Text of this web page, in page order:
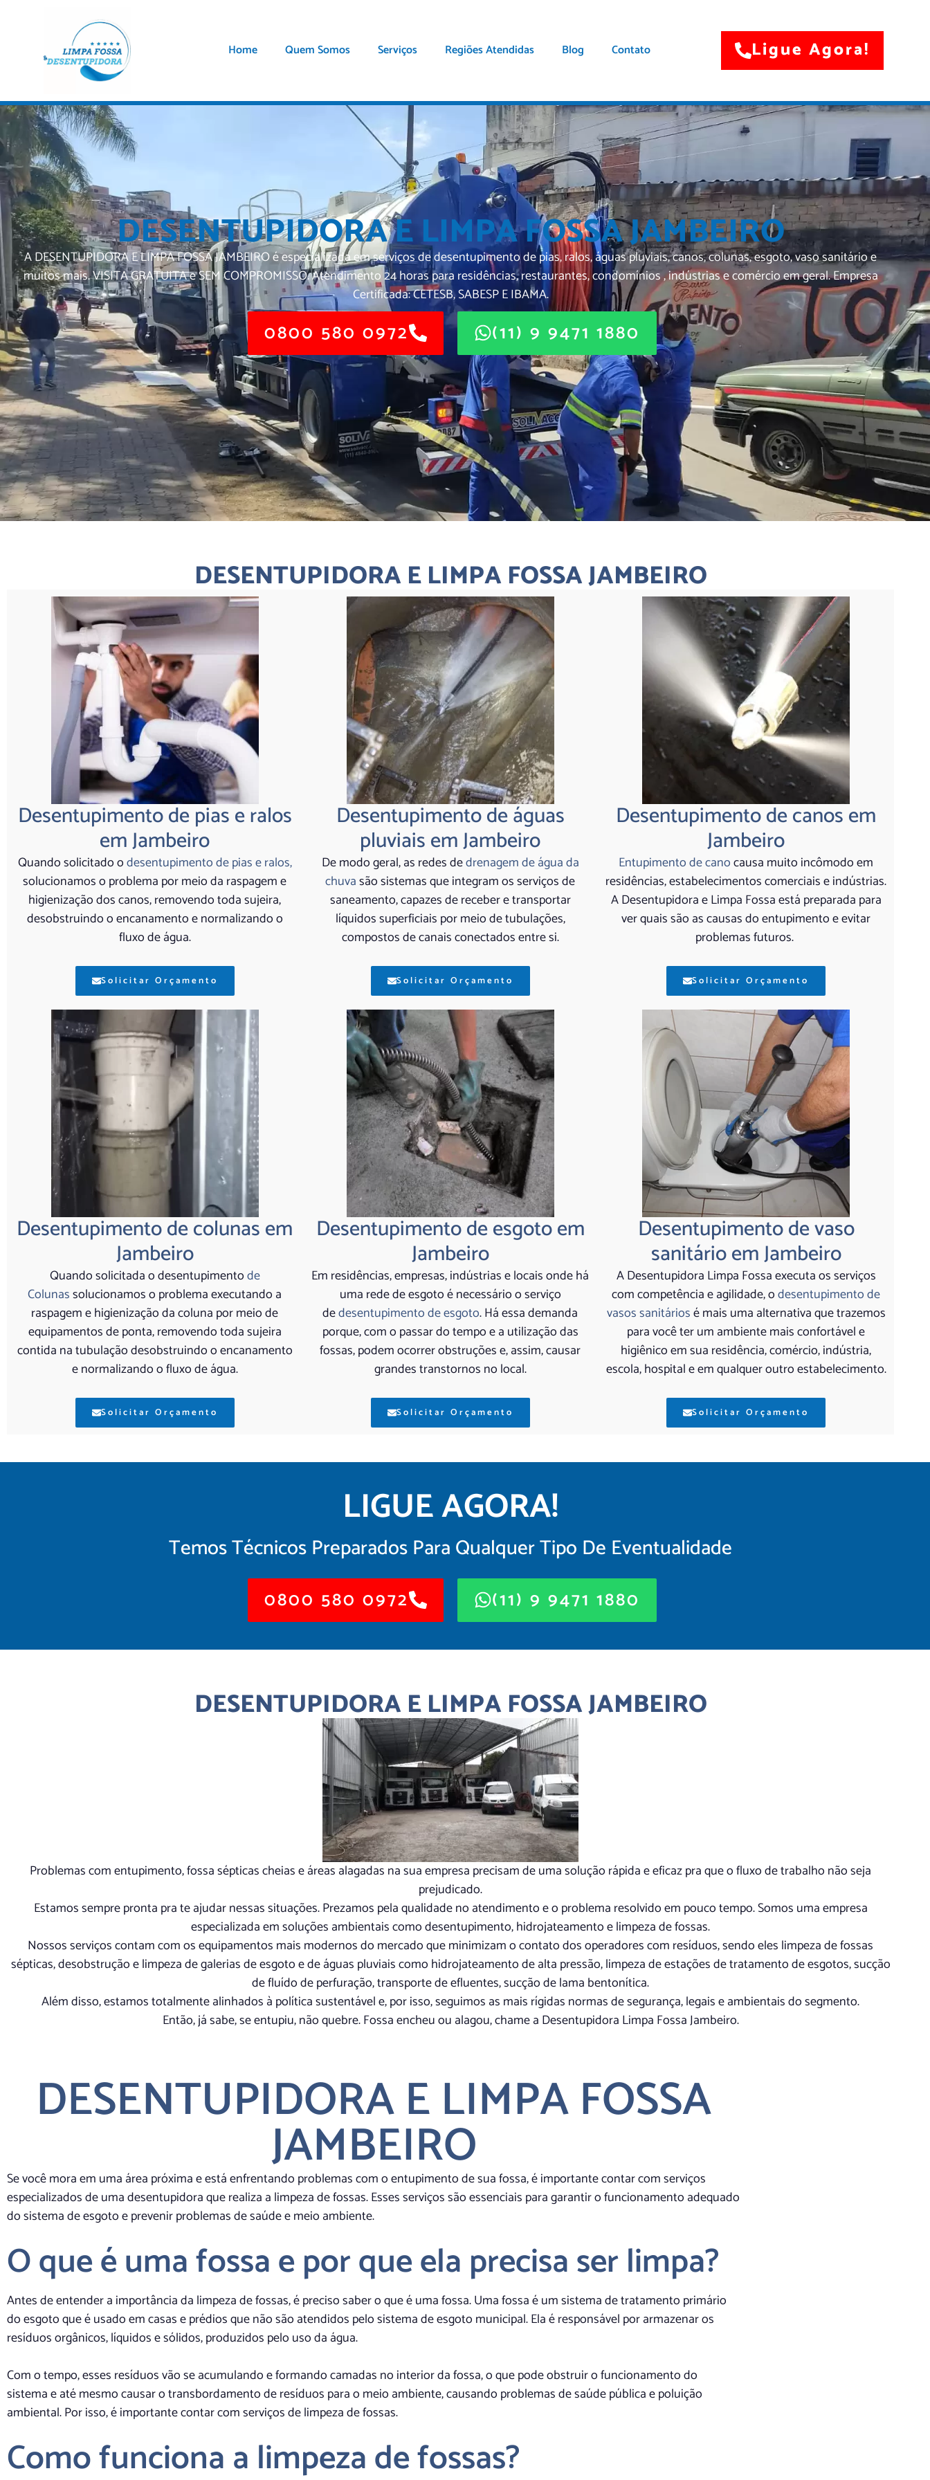
Home Quem Somos Serviços Regiões Atendidas Blog Contato Ligue Agora!
DESENTUPIDORA E LIMPA FOSSA JAMBEIRO
A DESENTUPIDORA E LIMPA FOSSA JAMBEIRO é especializada em serviços de desentupimento de pias, ralos, águas pluviais, canos, colunas, esgoto, vaso sanitário e
muitos mais. VISITA GRATUITA e SEM COMPROMISSO. Atendimento 24 horas para residências, restaurantes, condomínios , indústrias e comércio em geral. Empresa
Certificada: CETESB, SABESP E IBAMA.
0800 580 0972 (11) 9 9471 1880
DESENTUPIDORA E LIMPA FOSSA JAMBEIRO
Desentupimento de pias e ralos
em Jambeiro
Quando solicitado odesentupimento de pias e ralos,
solucionamos o problema por meio da raspagem e
higienização dos canos, removendo toda sujeira,
desobstruindo o encanamento e normalizando o
fluxo de água.
Solicitar Orçamento
Desentupimento de águas
pluviais em Jambeiro
De modo geral, as redes dedrenagem de água da
chuvasão sistemas que integram os serviços de
saneamento, capazes de receber e transportar
líquidos superficiais por meio de tubulações,
compostos de canais conectados entre si.
Solicitar Orçamento
Desentupimento de canos em
Jambeiro
Entupimento de canocausa muito incômodo em
residências, estabelecimentos comerciais e indústrias.
A Desentupidora e Limpa Fossa está preparada para
ver quais são as causas do entupimento e evitar
problemas futuros.
Solicitar Orçamento
Desentupimento de colunas em
Jambeiro
Quando solicitada o desentupimentode
Colunassolucionamos o problema executando a
raspagem e higienização da coluna por meio de
equipamentos de ponta, removendo toda sujeira
contida na tubulação desobstruindo o encanamento
e normalizando o fluxo de água.
Solicitar Orçamento
Desentupimento de esgoto em
Jambeiro
Em residências, empresas, indústrias e locais onde há
uma rede de esgoto é necessário o serviço
dedesentupimento de esgoto. Há essa demanda
porque, com o passar do tempo e a utilização das
fossas, podem ocorrer obstruções e, assim, causar
grandes transtornos no local.
Solicitar Orçamento
Desentupimento de vaso
sanitário em Jambeiro
A Desentupidora Limpa Fossa executa os serviços
com competência e agilidade, odesentupimento de
vasos sanitáriosé mais uma alternativa que trazemos
para você ter um ambiente mais confortável e
higiênico em sua residência, comércio, indústria,
escola, hospital e em qualquer outro estabelecimento.
Solicitar Orçamento
LIGUE AGORA!
Temos Técnicos Preparados Para Qualquer Tipo De Eventualidade
0800 580 0972 (11) 9 9471 1880
DESENTUPIDORA E LIMPA FOSSA JAMBEIRO
Problemas com entupimento, fossa sépticas cheias e áreas alagadas na sua empresa precisam de uma solução rápida e eficaz pra que o fluxo de trabalho não seja
prejudicado.
Estamos sempre pronta pra te ajudar nessas situações. Prezamos pela qualidade no atendimento e o problema resolvido em pouco tempo. Somos uma empresa
especializada em soluções ambientais como desentupimento, hidrojateamento e limpeza de fossas.
Nossos serviços contam com os equipamentos mais modernos do mercado que minimizam o contato dos operadores com resíduos, sendo eles limpeza de fossas
sépticas, desobstrução e limpeza de galerias de esgoto e de águas pluviais como hidrojateamento de alta pressão, limpeza de estações de tratamento de esgotos, sucção
de fluído de perfuração, transporte de efluentes, sucção de lama bentonítica.
Além disso, estamos totalmente alinhados à política sustentável e, por isso, seguimos as mais rígidas normas de segurança, legais e ambientais do segmento.
Então, já sabe, se entupiu, não quebre. Fossa encheu ou alagou, chame a Desentupidora Limpa Fossa Jambeiro.
DESENTUPIDORA E LIMPA FOSSA
JAMBEIRO
Se você mora em uma área próxima e está enfrentando problemas com o entupimento de sua fossa, é importante contar com serviços
especializados de uma desentupidora que realiza a limpeza de fossas. Esses serviços são essenciais para garantir o funcionamento adequado
do sistema de esgoto e prevenir problemas de saúde e meio ambiente.
O que é uma fossa e por que ela precisa ser limpa?
Antes de entender a importância da limpeza de fossas, é preciso saber o que é uma fossa. Uma fossa é um sistema de tratamento primário
do esgoto que é usado em casas e prédios que não são atendidos pelo sistema de esgoto municipal. Ela é responsável por armazenar os
resíduos orgânicos, líquidos e sólidos, produzidos pelo uso da água.
Com o tempo, esses resíduos vão se acumulando e formando camadas no interior da fossa, o que pode obstruir o funcionamento do
sistema e até mesmo causar o transbordamento de resíduos para o meio ambiente, causando problemas de saúde pública e poluição
ambiental. Por isso, é importante contar com serviços de limpeza de fossas.
Como funciona a limpeza de fossas?